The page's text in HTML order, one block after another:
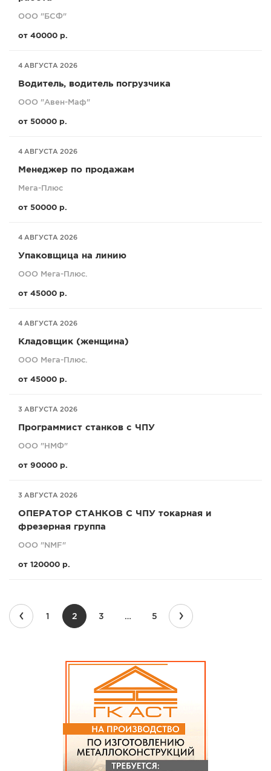
ООО "БСФ"
от 40000 р.
4 АВГУСТА 2026
Водитель, водитель погрузчика
ООО "Авен-Маф"
от 50000 р.
4 АВГУСТА 2026
Менеджер по продажам
Мега-Плюс
от 50000 р.
4 АВГУСТА 2026
Упаковщица на линию
ООО Мега-Плюс.
от 45000 р.
4 АВГУСТА 2026
Кладовщик (женщина)
ООО Мега-Плюс.
от 45000 р.
3 АВГУСТА 2026
Программист станков с ЧПУ
ООО "НМФ"
от 90000 р.
3 АВГУСТА 2026
ОПЕРАТОР СТАНКОВ С ЧПУ токарная и
фрезерная группа
ООО "NMF"
от 120000 р.
‹ 2 3 … 5 ›